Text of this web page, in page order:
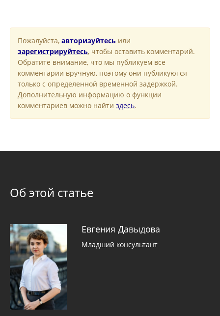
Пожалуйста, авторизуйтесь или
зарегистрируйтесь, чтобы оставить комментарий.
Обратите внимание, что мы публикуем все
комментарии вручную, поэтому они публикуются
только с определенной временной задержкой.
Дополнительную информацию о функции
комментариев можно найти здесь.
Об этой статье
Евгения Давыдова
Младший консультант